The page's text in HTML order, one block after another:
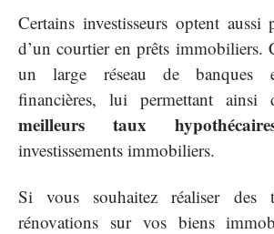
Certains investisseurs optent aussi
d’un courtier en prêts immobiliers.
un large réseau de banques
financières, lui permettant ainsi
meilleurs taux
investissements immobiliers.
Si vous souhaitez réaliser des
rénovations sur vos biens